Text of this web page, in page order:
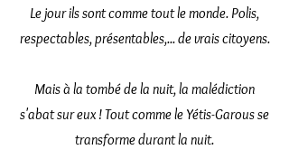
Le jour ils sont comme tout le monde. Polis,
respectables, présentables,... de vrais citoyens.
Mais à la tombé de la nuit, la malédiction
s'abat sur eux ! Tout comme le Yétis-Garous se
transforme durant la nuit.